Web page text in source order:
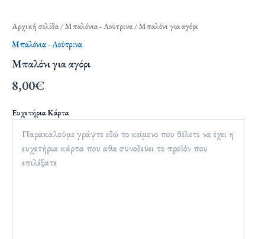
Αρχική σελίδα/Μπαλόνια - Λούτρινα/ Μπαλόνι για αγόρι
Μπαλόνια - Λούτρινα
Μπαλόνι για αγόρι
8,00€
Ευχετήρια Κάρτα